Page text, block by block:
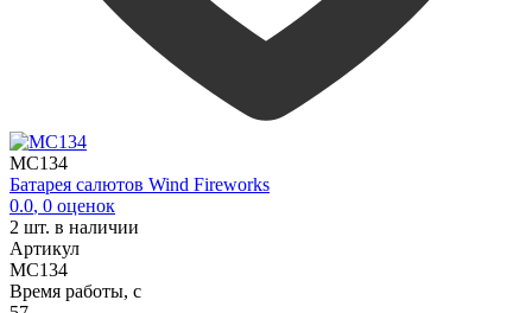
MC134
Батарея салютов Wind Fireworks
0.0, 0 оценок
2 шт. в наличии
Артикул
MC134
Время работы, с